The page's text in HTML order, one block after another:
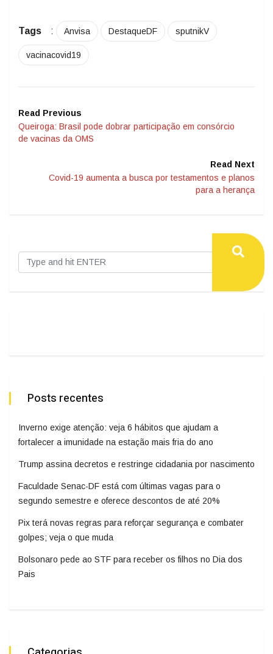
Tags : Anvisa DestaqueDF sputnikV
vacinacovid19
Read Previous
Queiroga: Brasil pode dobrar participação em consórcio
de vacinas da OMS
Read Next
Covid-19 aumenta a busca por testamentos e planos
para a herança
Posts recentes
Inverno exige atenção: veja 6 hábitos que ajudam a
fortalecer a imunidade na estação mais fria do ano
Trump assina decretos e restringe cidadania por nascimento
Faculdade Senac-DF está com últimas vagas para o
segundo semestre e oferece descontos de até 20%
Pix terá novas regras para reforçar segurança e combater
golpes; veja o que muda
Bolsonaro pede ao STF para receber os filhos no Dia dos
Pais